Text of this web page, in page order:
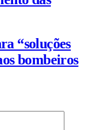
“soluções
bombeiros